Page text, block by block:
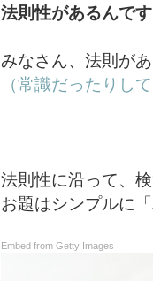
法則性があるんで
みなさん、法則が
（常識だったりし
法則性に沿って、
お題はシンプルに
Embed from Getty Images